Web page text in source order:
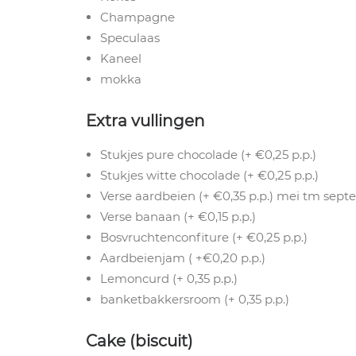
Champagne
Speculaas
Kaneel
mokka
Extra vullingen
Stukjes pure chocolade (+ €0,25 p.p.)
Stukjes witte chocolade (+ €0,25 p.p.)
Verse aardbeien (+ €0,35 p.p.) mei tm
Verse banaan (+ €0,15 p.p.)
Bosvruchtenconfiture (+ €0,25 p.p.)
Aardbeienjam ( +€0,20 p.p.)
Lemoncurd (+ 0,35 p.p.)
banketbakkersroom (+ 0,35 p.p.)
Cake (biscuit)